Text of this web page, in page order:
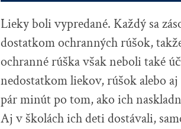
Lieky boli vypredané. Každý sa
dostatkom ochranných rúšok,
ochranné rúška však neboli také
nedostatkom liekov, rúšok alebo
pár minút po tom, ako ich
Aj v školách ich deti dostávali,